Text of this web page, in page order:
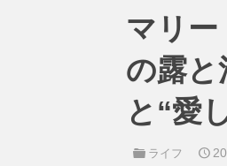
マリ
の露と
と“愛
ライフ